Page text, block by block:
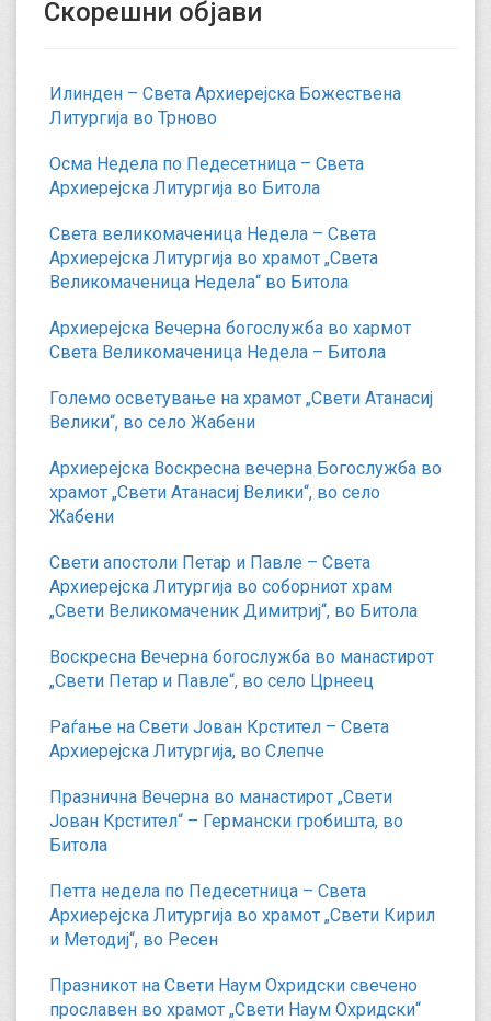
Скорешни објави
Илинден – Света Архиерејска Божествена
Литургија во Трново
Осма Недела по Педесетница – Света
Архиерејска Литургија во Битола
Света великомаченица Недела – Света
Архиерејска Литургија во храмот „Света
Великомаченица Недела“ во Битола
Архиерејска Вечерна богослужба во хармот
Света Великомаченица Недела – Битола
Големо осветување на храмот „Свети Атанасиј
Велики“, во село Жабени
Архиерејска Воскресна вечерна Богослужба во
храмот „Свети Атанасиј Велики“, во село
Жабени
Свети апостоли Петар и Павле – Света
Архиерејска Литургија во соборниот храм
„Свети Великомаченик Димитриј“, во Битола
Воскресна Вечерна богослужба во манастирот
„Свети Петар и Павле“, во село Црнеец
Раѓање на Свети Јован Крстител – Света
Архиерејска Литургија, во Слепче
Празнична Вечерна во манастирот „Свети
Јован Крстител“ – Германски гробишта, во
Битола
Петта недела по Педесетница – Света
Архиерејска Литургија во храмот „Свети Кирил
и Методиј“, во Ресен
Празникот на Свети Наум Охридски свечено
прославен во храмот „Свети Наум Охридски“